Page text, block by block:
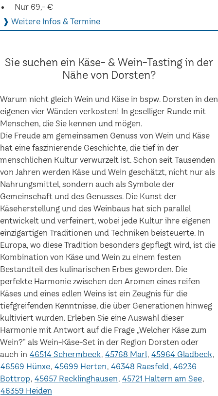
Nur 69,- €
❱ Weitere Infos & Termine
Sie suchen ein Käse- & Wein-Tasting in der
Nähe von Dorsten?
Warum nicht gleich Wein und Käse in bspw. Dorsten in den
eigenen vier Wänden verkosten! In geselliger Runde mit
Menschen, die Sie kennen und mögen.
Die Freude am gemeinsamen Genuss von Wein und Käse
hat eine faszinierende Geschichte, die tief in der
menschlichen Kultur verwurzelt ist. Schon seit Tausenden
von Jahren werden Käse und Wein geschätzt, nicht nur als
Nahrungsmittel, sondern auch als Symbole der
Gemeinschaft und des Genusses. Die Kunst der
Käseherstellung und des Weinbaus hat sich parallel
entwickelt und verfeinert, wobei jede Kultur ihre eigenen
einzigartigen Traditionen und Techniken beisteuerte. In
Europa, wo diese Tradition besonders gepflegt wird, ist die
Kombination von Käse und Wein zu einem festen
Bestandteil des kulinarischen Erbes geworden. Die
perfekte Harmonie zwischen den Aromen eines reifen
Käses und eines edlen Weins ist ein Zeugnis für die
tiefgreifenden Kenntnisse, die über Generationen hinweg
kultiviert wurden. Erleben Sie eine Auswahl dieser
Harmonie mit Antwort auf die Frage „Welcher Käse zum
Wein?“ als Wein-Käse-Set in der Region Dorsten oder
auch in 46514 Schermbeck 45768 Marl 45964 Gladbeck
46569 Hünxe 45699 Herten 46348 Raesfeld 46236
Bottrop 45657 Recklinghausen 45721 Haltern am See
46359 Heiden